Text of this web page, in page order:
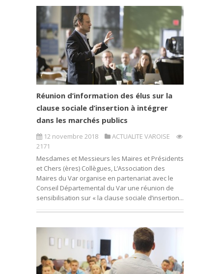
Réunion d’information des élus sur la
clause sociale d’insertion à intégrer
dans les marchés publics
12 novembre 2018
ACTUALITE VAROISE
2171
Mesdames et Messieurs les Maires et Présidents
et Chers (ères) Collègues, L’Association des
Maires du Var organise en partenariat avec le
Conseil Départemental du Var une réunion de
sensibilisation sur « la clause sociale d’insertion...